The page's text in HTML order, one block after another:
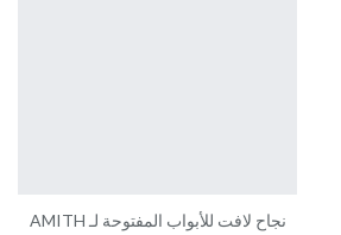
نجاح لافت للأبواب المفتوحة لـ AMITH